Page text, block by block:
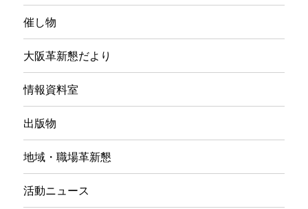
催し物
大阪革新懇だより
情報資料室
出版物
地域・職場革新懇
活動ニュース